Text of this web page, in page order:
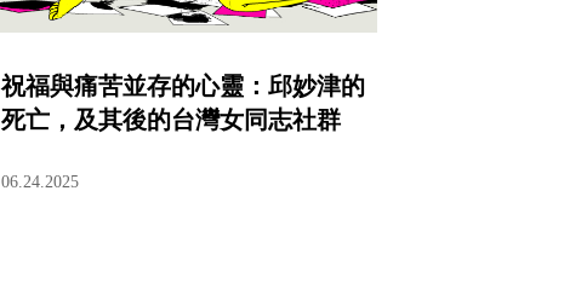
祝福與痛苦並存的心靈：邱妙津的
死亡，及其後的台灣女同志社群
06.24.2025